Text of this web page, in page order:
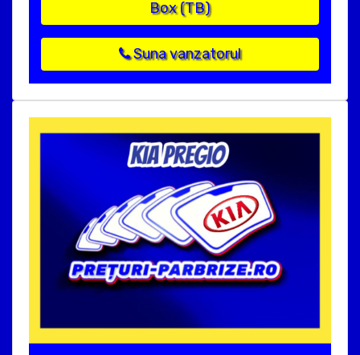
Box (TB)
Suna vanzatorul